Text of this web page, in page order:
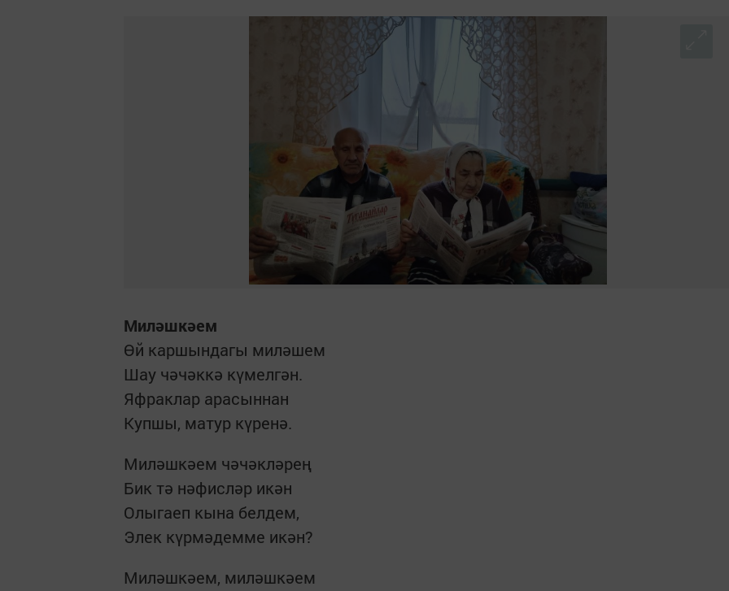
Миләшкәем
Өй каршындагы миләшем
Шау чәчәккә күмелгән.
Яфраклар арасыннан
Купшы, матур күренә.
Миләшкәем чәчәкләрең
Бик тә нәфисләр икән
Олыгаеп кына белдем,
Элек күрмәдемме икән?
Миләшкәем, миләшкәем